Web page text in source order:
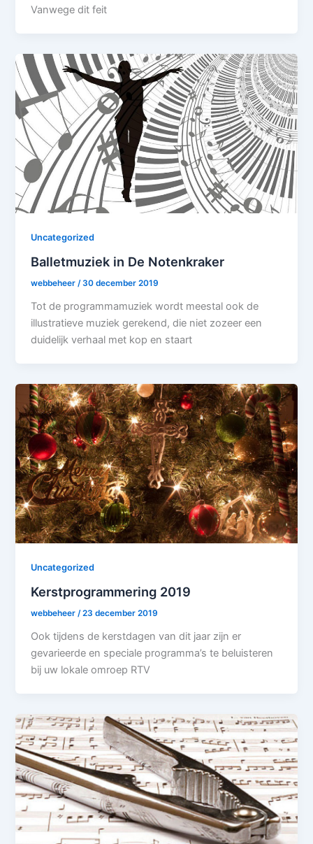
Vanwege dit feit
Uncategorized
Balletmuziek in De Notenkraker
webbeheer/30 december 2019
Tot de programmamuziek wordt meestal ook de
illustratieve muziek gerekend, die niet zozeer een
duidelijk verhaal met kop en staart
Uncategorized
Kerstprogrammering 2019
webbeheer/23 december 2019
Ook tijdens de kerstdagen van dit jaar zijn er
gevarieerde en speciale programma’s te beluisteren
bij uw lokale omroep RTV